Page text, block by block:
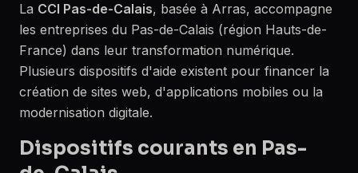
La CCI Pas-de-Calais, basée à Arras, accompagne
les entreprises du Pas-de-Calais (région Hauts-de-
France) dans leur transformation numérique.
Plusieurs dispositifs d'aide existent pour financer la
création de sites web, d'applications mobiles ou la
modernisation digitale.
Dispositifs courants en Pas-